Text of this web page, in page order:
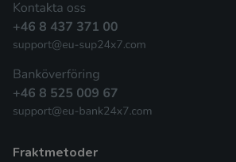
fraktmetoder